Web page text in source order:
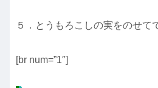
５．とうもろこしの実をのせて
[br num=”1″]